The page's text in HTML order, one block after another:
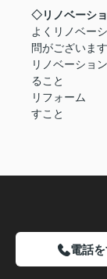
お電話でのお
い
0120-
リフォーム前
どのタイミン
イメージとし
地探しは㈱リ
宇部市リフォ
◇リノベーシ
よくリノベー
問がございま
リノベーシ
ること
リフォーム
すこと
電話